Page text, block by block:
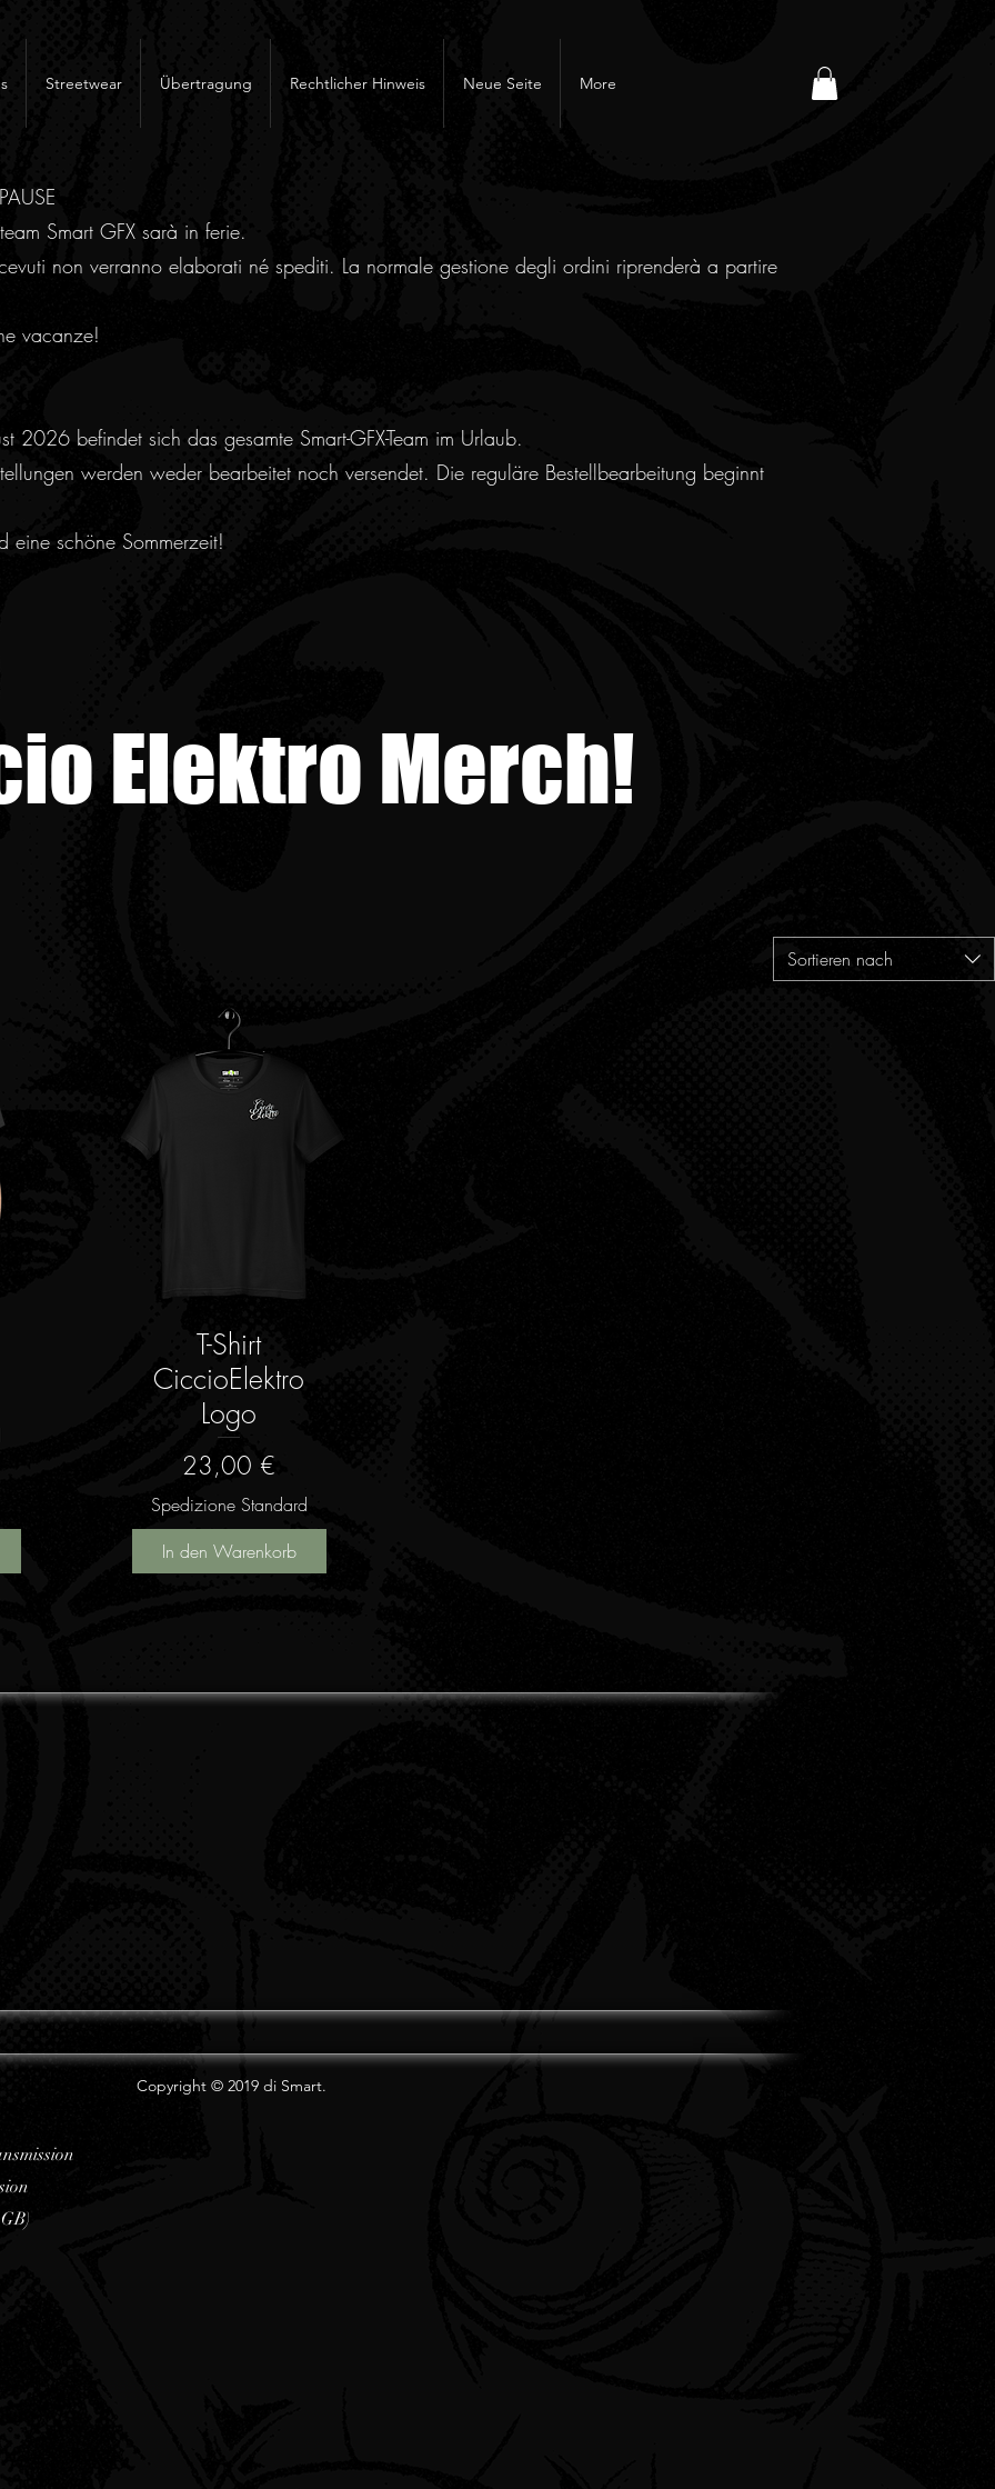
Streetwear Übertragung Rechtlicher Hinweis Neue Seite More
Smart GFX sarà in ferie.
non verranno elaborati né spediti. La normale gestione degli ordini riprenderà a partire
vacanze!
befindet sich das gesamte Smart-GFX-Team im Urlaub.
werden weder bearbeitet noch versendet. Die reguläre Bestellbearbeitung beginnt
eine schöne Sommerzeit!
Elektro Merch!
Sortieren nach
Schnellansicht
T-Shirt
CiccioElektro
Logo
Preis
23,00 €
Spedizione Standard
In den Warenkorb
Copyright © 2019 di Smart.